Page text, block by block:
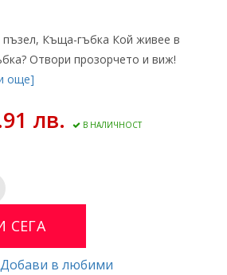
пъзел, Къща-гъбка Кой живее в
Отвори прозорчето и виж!
още]
лв. В НАЛИЧНОСТ
СЕГА
Добави в любими